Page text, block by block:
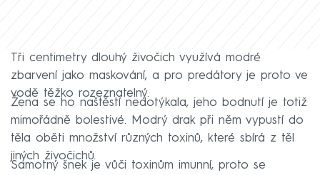
Tři centimetry dlouhý živočich využívá modré
zbarvení jako maskování, a pro predátory je proto ve
vodě těžko rozeznatelný.
Žena se ho naštěstí nedotýkala, jeho bodnutí je totiž
mimořádně bolestivé. Modrý drak při něm vypustí do
těla oběti množství různých toxinů, které sbírá z těl
jiných živočichů.
Samotný šnek je vůči toxinům imunní, proto se